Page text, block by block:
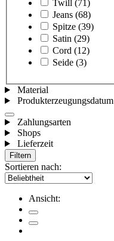
Twill (71)
Jeans (68)
Spitze (39)
Satin (29)
Cord (12)
Seide (3)
Material
Produkterzeugungsdatum
Zahlungsarten
Shops
Lieferzeit
Filtern
Sortieren nach:
Ansicht: